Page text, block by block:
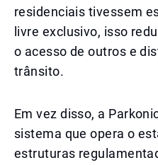
residenciais tivessem
livre exclusivo, isso
o acesso de outros e
trânsito.
Em vez disso, a
sistema que opera o
estruturas